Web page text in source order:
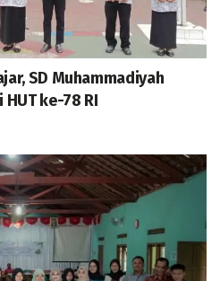
SD Muhammadiyah
ke-78 RI